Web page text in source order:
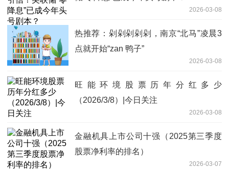
2026-03-08
热推荐：剁剁剁剁剁，南京“北马”凌晨3
点就开始“zan 鸭子”
2026-03-08
旺能环境股票历年分红多少
（2026/3/8）|今日关注
2026-03-08
金融机具上市公司十强（2025第三季度
股票净利率的排名）
2026-03-07